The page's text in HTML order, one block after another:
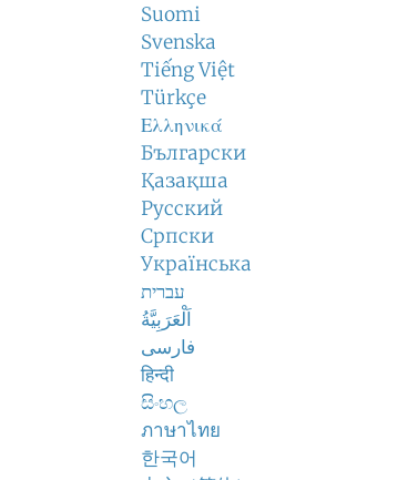
Suomi
Svenska
Tiếng Việt
Türkçe
Ελληνικά
Български
Қазақша
Русский
Српски
Українська
עברית
اَلْعَرَبِيَّةُ
فارسی
हिन्दी
සිංහල
ภาษาไทย
한국어